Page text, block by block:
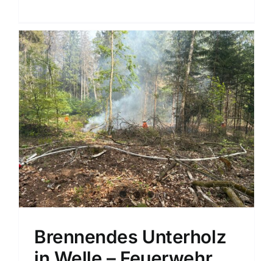
Brennendes Unterholz